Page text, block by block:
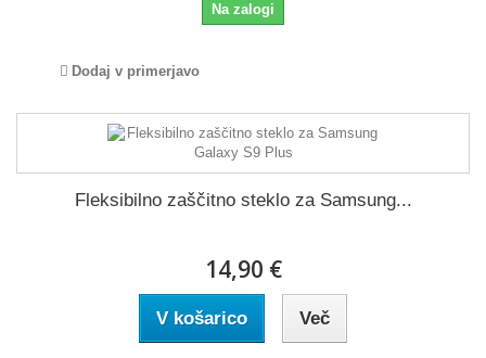
Na zalogi
Dodaj v primerjavo
Fleksibilno zaščitno steklo za Samsung...
14,90 €
V košarico Več